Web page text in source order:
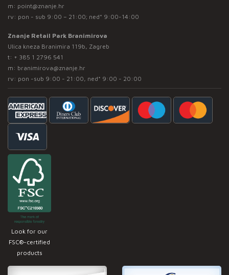
m: point@znanje.hr
rv: pon - sub 9:00 – 21:00; ned* 9:00-14:00
Znanje Retail Park Branimirova
Ulica kneza Branimira 119b, Zagreb
t: + 385 1 2796 541
m: branimirova@znanje.hr
rv: pon -sub 9:00 - 21:00, ned* 9:00 - 20:00
Look for our
FSC®-certified
products